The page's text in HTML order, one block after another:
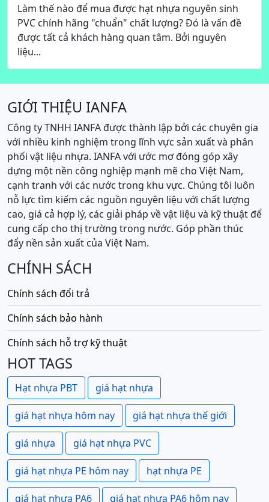
Làm thế nào để mua được hạt nhựa nguyên sinh
PVC chính hãng "chuẩn" chất lượng? Đó là vấn đề
được tất cả khách hàng quan tâm. Bởi nguyên
liệu...
GIỚI THIỆU IANFA
Công ty TNHH IANFA được thành lập bởi các chuyên gia
với nhiều kinh nghiệm trong lĩnh vực sản xuất và phân
phối vật liệu nhựa. IANFA với ước mơ đóng góp xây
dựng một nền công nghiệp mạnh mẽ cho Việt Nam,
cạnh tranh với các nước trong khu vực. Chúng tôi luôn
nỗ lực tìm kiếm các nguồn nguyên liệu với chất lượng
cao, giá cả hợp lý, các giải pháp về vật liệu và kỹ thuật để
cung cấp cho thị trường trong nước. Góp phần thúc
đẩy nền sản xuất của Việt Nam.
CHÍNH SÁCH
Chính sách đổi trả
Chính sách bảo hành
Chính sách hỗ trợ kỹ thuật
HOT TAGS
Hạt nhựa PBT giá hạt nhựa
giá hạt nhựa hôm nay giá hạt nhựa thế giới
giá nhựa giá hạt nhựa PVC
giá hạt nhựa PE hôm nay hạt nhựa PE
giá hạt nhựa PA6 giá hạt nhựa PA6 hôm nay